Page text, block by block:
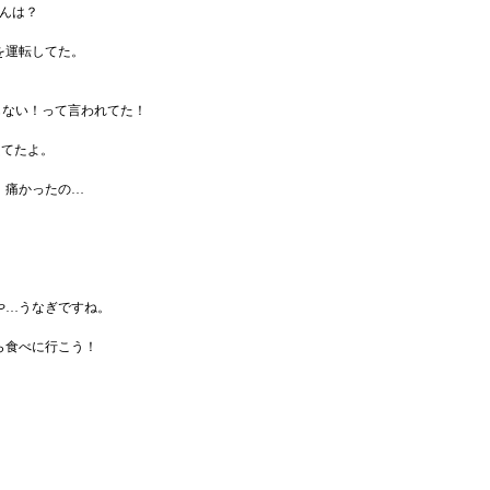
は？
転してた。
い！って言われてた！
たよ。
痛かったの…
うなぎですね。
べに行こう！